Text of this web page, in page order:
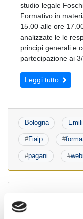
studio legale
Formativo in
15.00 alle ore
analizzate le le
principi generali e
partecipazione ai
Leggi tutto
Bologna
#Fiaip #
#pagani #
Cognome